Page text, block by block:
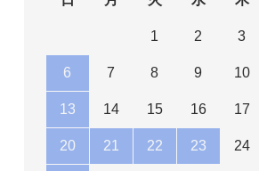
1 2 3
6 7 8 9 10
13 14 15 16 17
20 21 22 23 24